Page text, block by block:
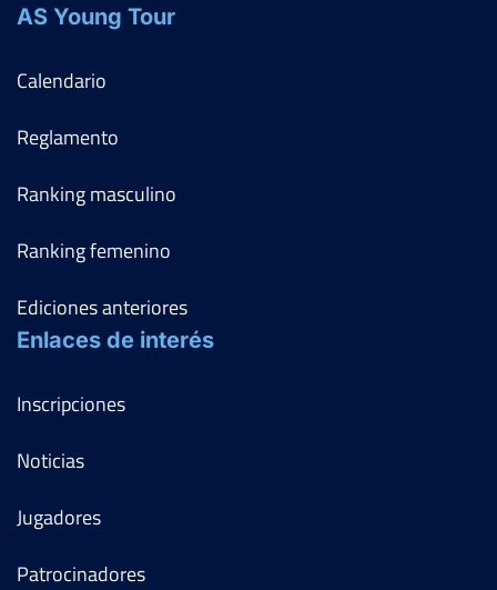
AS Young Tour
Calendario
Reglamento
Ranking masculino
Ranking femenino
Ediciones anteriores
Enlaces de interés
Inscripciones
Noticias
Jugadores
Patrocinadores